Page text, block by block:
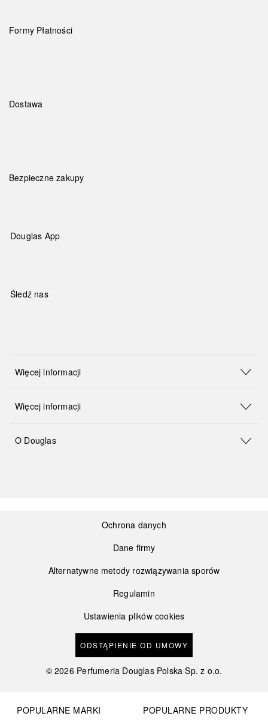
Formy Płatności
Dostawa
Bezpieczne zakupy
Douglas App
Śledź nas
Więcej informacji
Więcej informacji
O Douglas
Ochrona danych
Dane firmy
Alternatywne metody rozwiązywania sporów
Regulamin
Ustawienia plików cookies
ODSTĄPIENIE OD UMOWY
©2026 Perfumeria Douglas Polska Sp. z o.o.
POPULARNE MARKI
POPULARNE PRODUKTY